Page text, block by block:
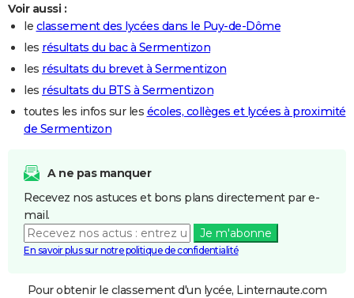
Voir aussi :
le classement des lycées dans le Puy-de-Dôme
les résultats du bac à Sermentizon
les résultats du brevet à Sermentizon
les résultats du BTS à Sermentizon
toutes les infos sur les écoles, collèges et lycées à proximité
de Sermentizon
A ne pas manquer
Recevez nos astuces et bons plans directement par e-
mail.
Je m'abonne
En savoir plus sur notre politique de confidentialité
Pour obtenir le classement d'un lycée, Linternaute.com